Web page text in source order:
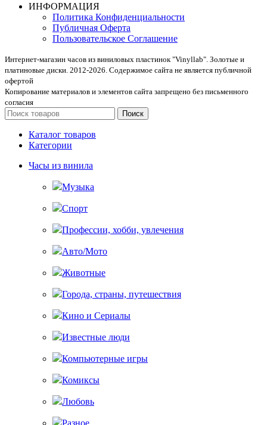
ИНФОРМАЦИЯ
Политика Конфиденциальности
Публичная Оферта
Пользовательское Соглашение
Интернет-магазин часов из виниловых пластинок "Vinyllab". Золотые и
платиновые диски. 2012-2026. Содержимое сайта не является публичной
офертой
Копирование материалов и элементов сайта запрещено без письменного
согласия
Поиск
Каталог товаров
Категории
Часы из винила
Музыка
Спорт
Профессии, хобби, увлечения
Авто/Мото
Животные
Города, страны, путешествия
Кино и Сериалы
Известные люди
Компьютерные игры
Комиксы
Любовь
Разное